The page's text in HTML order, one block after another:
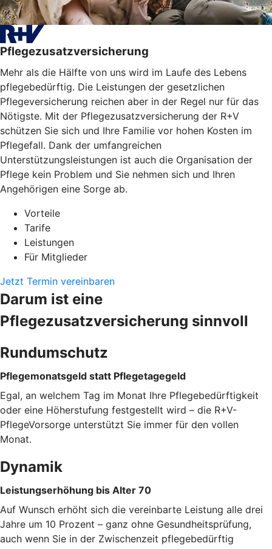
Pflegezusatzversicherung
Mehr als die Hälfte von uns wird im Laufe des Lebens
pflegebedürftig. Die Leistungen der gesetzlichen
Pflegeversicherung reichen aber in der Regel nur für das
Nötigste. Mit der Pflegezusatzversicherung der R+V
schützen Sie sich und Ihre Familie vor hohen Kosten im
Pflegefall. Dank der umfangreichen
Unterstützungsleistungen ist auch die Organisation der
Pflege kein Problem und Sie nehmen sich und Ihren
Angehörigen eine Sorge ab.
Vorteile
Tarife
Leistungen
Für Mitglieder
Jetzt Termin vereinbaren
Darum ist eine
Pflegezusatzversicherung sinnvoll
Rundumschutz
Pflegemonatsgeld statt Pflegetagegeld
Egal, an welchem Tag im Monat Ihre Pflegebedürftigkeit
oder eine Höherstufung festgestellt wird – die R+V-
PflegeVorsorge unterstützt Sie immer für den vollen
Monat.
Dynamik
Leistungserhöhung bis Alter 70
Auf Wunsch erhöht sich die vereinbarte Leistung alle drei
Jahre um 10 Prozent – ganz ohne Gesundheitsprüfung,
auch wenn Sie in der Zwischenzeit pflegebedürftig